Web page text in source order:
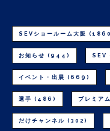
SEVショールーム大阪
お知らせ (944) SEV
イベント・出展 (669)
選手 (486) プレミア
だけチャンネル (302)